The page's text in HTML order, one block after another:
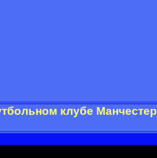
клубе